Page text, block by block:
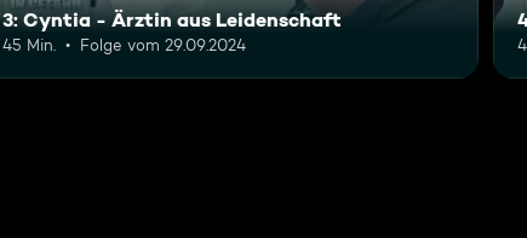
3: Cyntia - Ärztin aus Leidenschaft
45 Min. Folge vom 29.09.2024